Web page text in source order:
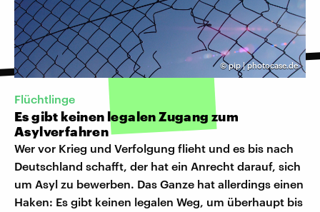
©pip | photocase.de
Flüchtlinge
Es gibt keinen legalen Zugang zum
Asylverfahren
Wer vor Krieg und Verfolgung flieht und es bis nach
Deutschland schafft, der hat ein Anrecht darauf, sich
um Asyl zu bewerben. Das Ganze hat allerdings einen
Haken: Es gibt keinen legalen Weg, um überhaupt bis